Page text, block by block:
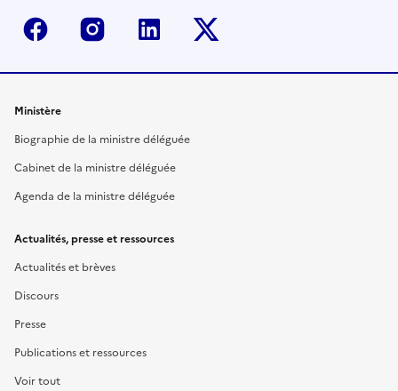
Facebook InstagramLinkedin
Ministère
Biographie de la ministre déléguée
Cabinet de la ministre déléguée
Agenda de la ministre déléguée
Actualités, presse et ressources
Actualités et brèves
Discours
Presse
Publications et ressources
Voir tout